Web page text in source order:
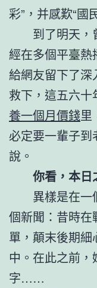
彩”，并感歎“國
到了明天，
經在多個平臺
給網友留下了深
救下，這五六
養一個月價錢里
必定要一輩子到
說。
你看，本日
異樣是在一
個新聞：昔時在
單，顛末後期
中。在此之前
字……